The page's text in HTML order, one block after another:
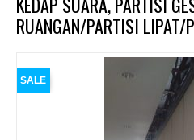
RUANGAN/PARTISI LIPAT/
SALE